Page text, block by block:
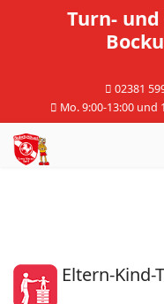
Turn-
02381
Mo. 9:00-13:00 und
Eltern-Kind-